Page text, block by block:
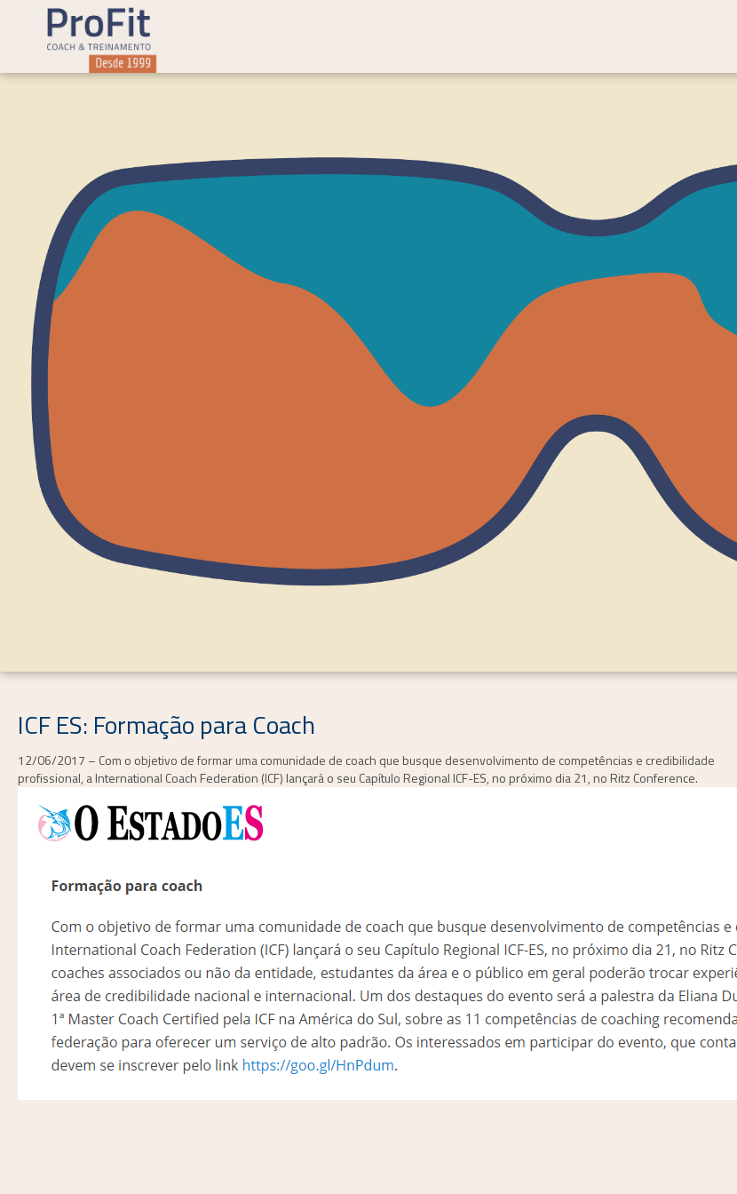
ICF ES: Formação para Coach
12/06/2017 – Com o objetivo de formar uma comunidade de coach que busque desenvolvimento de competências e credibilidade
profissional, a International Coach Federation (ICF) lançará o seu Capítulo Regional ICF-ES, no próximo dia 21, no Ritz Conference.